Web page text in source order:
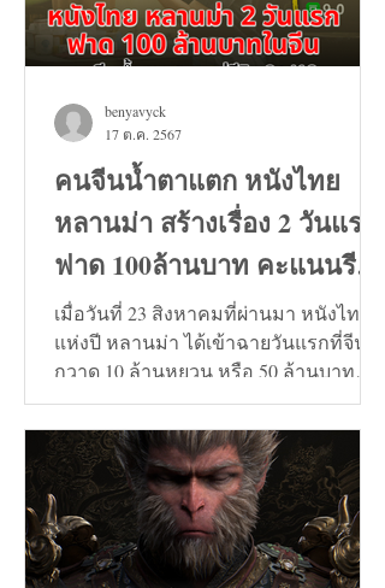
คนจีนน้ำตาแตก หนังไทย
หลานม่า สร้างเรื่อง 2 วันแรก
ฟาด 100ล้านบาท คะแนนรีวิว
9+
เมื่อวันที่ 23 สิงหาคมที่ผ่านมา หนังไทย
แห่งปี หลานม่า ได้เข้าฉายวันแรกที่จีน
กวาด 10 ล้านหยวน หรือ 50 ล้านบาท
และวันที่ 24 สิงหาคมทะลุ...
benyavyck
17 ต.ค. 2567